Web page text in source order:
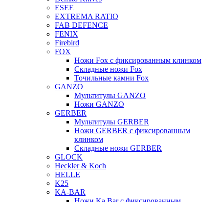
ESEE
EXTREMA RATIO
FAB DEFENCE
FENIX
Firebird
FOX
Ножи Fox с фиксированным клинком
Складные ножи Fox
Точильные камни Fox
GANZO
Мультитулы GANZO
Ножи GANZO
GERBER
Мультитулы GERBER
Ножи GERBER с фиксированным
клинком
Складные ножи GERBER
GLOCK
Heckler & Koch
HELLE
K25
KA-BAR